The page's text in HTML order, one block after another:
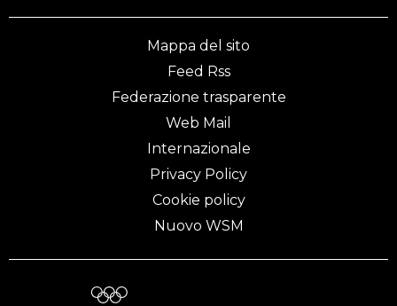
Mappa del sito
Feed Rss
Federazione trasparente
Web Mail
Internazionale
Privacy Policy
Cookie policy
Nuovo WSM